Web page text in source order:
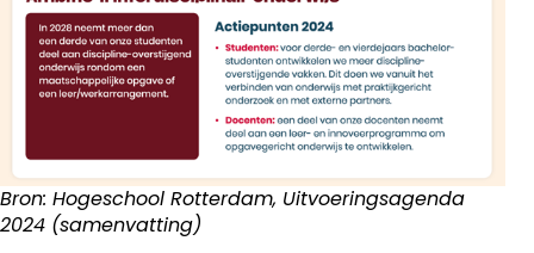
Bron: Hogeschool Rotterdam, Uitvoeringsagenda
2024 (samenvatting)